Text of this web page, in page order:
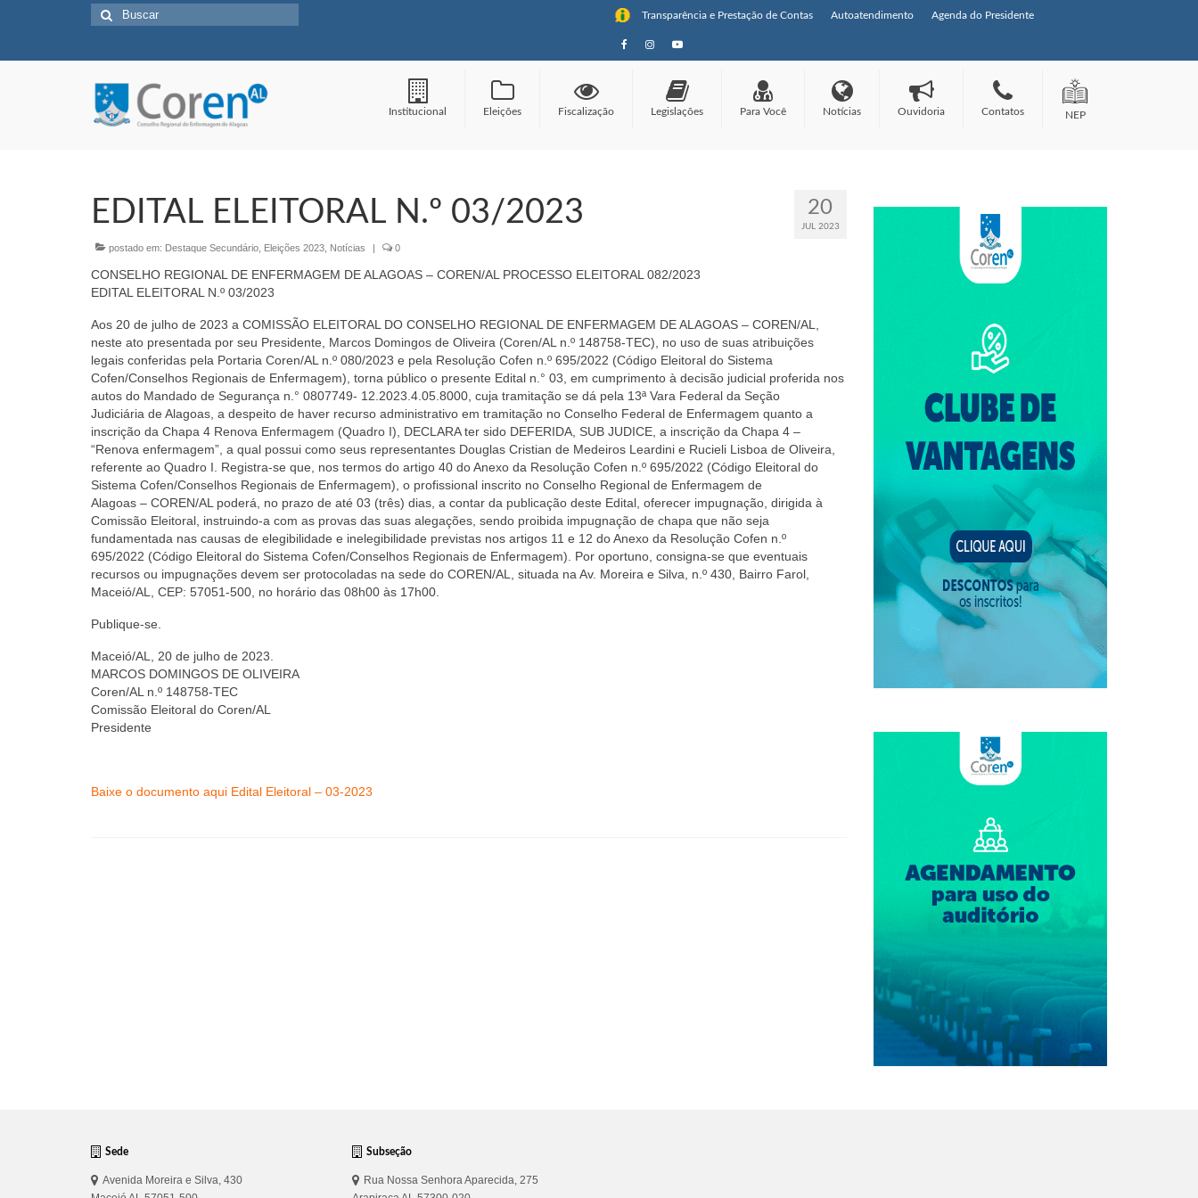
Transparência e Prestação de Contas Autoatendimento Agenda do Presidente
Buscar
por:
Institucional Eleições Fiscalização Legislações Para Você Notícias Ouvidoria Contatos NEP
20
JUL 2023
EDITAL ELEITORAL N.º 03/2023
postado em: Destaque Secundário Eleições 2023 Notícias | 0
CONSELHO REGIONAL DE ENFERMAGEM DE ALAGOAS – COREN/AL PROCESSO ELEITORAL 082/2023
EDITAL ELEITORAL N.º 03/2023
Aos 20 de julho de 2023 a COMISSÃO ELEITORAL DO CONSELHO REGIONAL DE ENFERMAGEM DE ALAGOAS – COREN/AL,
neste ato presentada por seu Presidente, Marcos Domingos de Oliveira (Coren/AL n.º 148758-TEC), no uso de suas atribuições
legais conferidas pela Portaria Coren/AL n.º 080/2023 e pela Resolução Cofen n.º 695/2022 (Código Eleitoral do Sistema
Cofen/Conselhos Regionais de Enfermagem), torna público o presente Edital n.° 03, em cumprimento à decisão judicial proferida nos
autos do Mandado de Segurança n.° 0807749- 12.2023.4.05.8000, cuja tramitação se dá pela 13ª Vara Federal da Seção
Judiciária de Alagoas, a despeito de haver recurso administrativo em tramitação no Conselho Federal de Enfermagem quanto a
inscrição da Chapa 4 Renova Enfermagem (Quadro I), DECLARA ter sido DEFERIDA, SUB JUDICE, a inscrição da Chapa 4 –
“Renova enfermagem”, a qual possui como seus representantes Douglas Cristian de Medeiros Leardini e Rucieli Lisboa de Oliveira,
referente ao Quadro I. Registra-se que, nos termos do artigo 40 do Anexo da Resolução Cofen n.º 695/2022 (Código Eleitoral do
Sistema Cofen/Conselhos Regionais de Enfermagem), o profissional inscrito no Conselho Regional de Enfermagem de
Alagoas – COREN/AL poderá, no prazo de até 03 (três) dias, a contar da publicação deste Edital, oferecer impugnação, dirigida à
Comissão Eleitoral, instruindo-a com as provas das suas alegações, sendo proibida impugnação de chapa que não seja
fundamentada nas causas de elegibilidade e inelegibilidade previstas nos artigos 11 e 12 do Anexo da Resolução Cofen n.º
695/2022 (Código Eleitoral do Sistema Cofen/Conselhos Regionais de Enfermagem). Por oportuno, consigna-se que eventuais
recursos ou impugnações devem ser protocoladas na sede do COREN/AL, situada na Av. Moreira e Silva, n.º 430, Bairro Farol,
Maceió/AL, CEP: 57051-500, no horário das 08h00 às 17h00.
Publique-se.
Maceió/AL, 20 de julho de 2023.
MARCOS DOMINGOS DE OLIVEIRA
Coren/AL n.º 148758-TEC
Comissão Eleitoral do Coren/AL
Presidente
Baixe o documento aqui Edital Eleitoral – 03-2023
Sede
Avenida Moreira e Silva, 430
Subseção
Rua Nossa Senhora Aparecida, 275